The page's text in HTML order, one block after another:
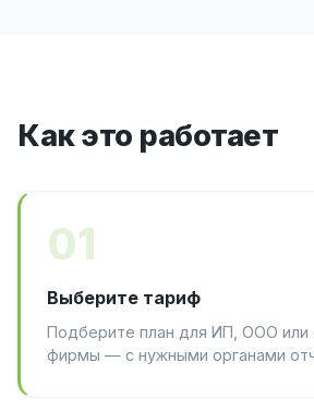
Как это работает
01
Выберите тариф
Подберите план для ИП, ООО или
фирмы — с нужными органами